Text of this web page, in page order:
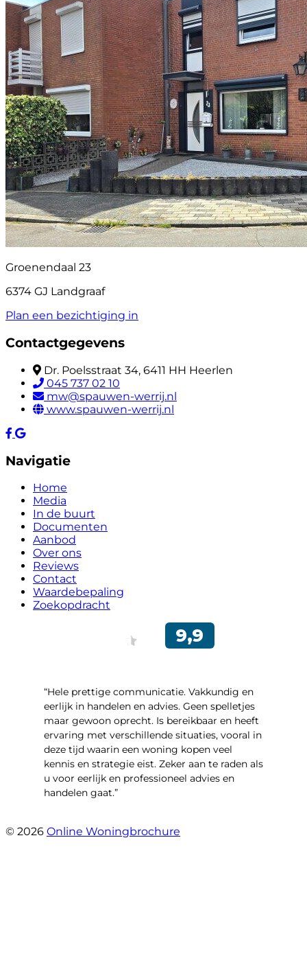
Groenendaal 23
6374 GJ Landgraaf
Plan een bezichtiging in
Contactgegevens
Dr. Poelsstraat 34, 6411 HH Heerlen
045 737 02 10
mw@spauwen-werrij.nl
www.spauwen-werrij.nl
Navigatie
Home
Media
In de buurt
Documenten
Aanbod
Over ons
Reviews
Contact
Waardebepaling
Zoekopdracht
“Hele prettige communicatie. Vakkundig en
eerlijk in handelen en advies. Geen spelletjes
maar gewoon oprecht. Is bereikbaar en heeft
ervaring met verschillende situaties, vooral in
deze tijd waarin een woning kopen veel
kennis en strategie eist. Zeker aan te raden als
u voor eerlijk en professioneel advies en
handelen gaat.”
© 2026 Online Woningbrochure